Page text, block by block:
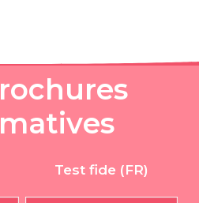
rochures
matives
Test fide (FR)